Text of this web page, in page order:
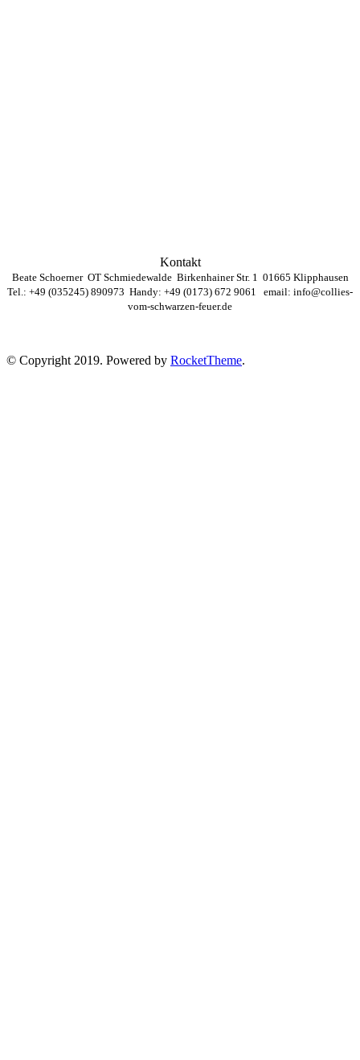
Kontakt
Beate Schoerner OT Schmiedewalde Birkenhainer Str. 1 01665 Klipphausen
Tel.: +49 (035245) 890973 Handy: +49 (0173) 672 9061 email: info@collies-
vom-schwarzen-feuer.de
© Copyright 2019. Powered by RocketTheme.